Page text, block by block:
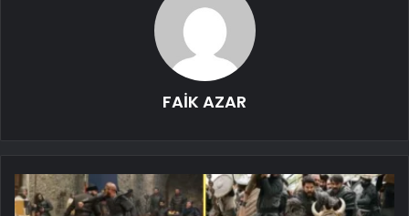
FAİK AZAR